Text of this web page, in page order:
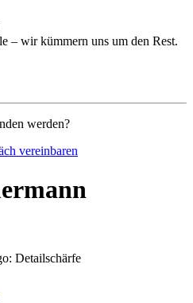
– wir kümmern uns um den Rest.
werden?
vereinbaren
Detailschärfe